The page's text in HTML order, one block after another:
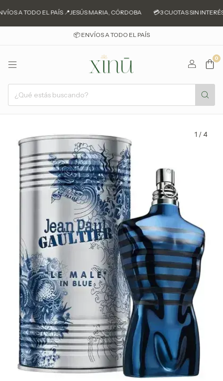
A TODO EL PAÍS 📍JESÚS MARIA, CÓRDOBA 💳3 CUOTAS SIN
📦 ENVÍOS A TODO EL PAÍS
0
1 /4